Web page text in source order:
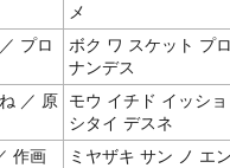
メ
プロ
ボク ワ スケット プ
ナンデス
／ 原
モウ イチド イッシ
シタイ デスネ
作画
ミヤザキ サン ノ エ